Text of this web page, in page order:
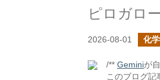
ピロガロ
2026-08-01 化
/** Geminiが
このブログ記